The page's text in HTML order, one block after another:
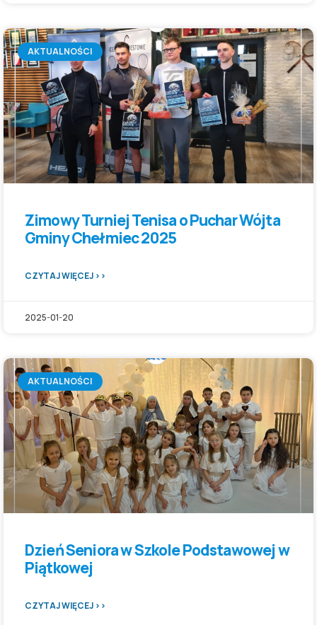
AKTUALNOŚCI
Zimowy Turniej Tenisa o Puchar Wójta
Gminy Chełmiec 2025
CZYTAJ WIĘCEJ >>
2025-01-20
AKTUALNOŚCI
Dzień Seniora w Szkole Podstawowej w
Piątkowej
CZYTAJ WIĘCEJ >>